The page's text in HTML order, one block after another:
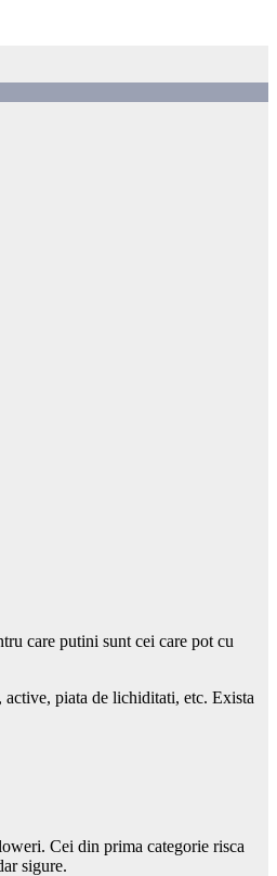
care putini sunt cei care pot cu
piata de lichiditati, etc. Exista
Cei din prima categorie risca
sigure.